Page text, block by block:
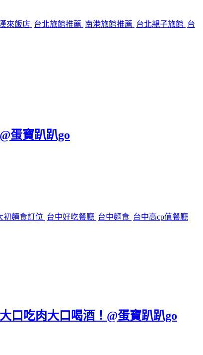
來飯店 台北旅館推薦 南港旅館推薦 台北親子旅館 台
蛋寶趴趴go
初麵食訂位 台中好吃餐廳 台中麵食 台中高cp值餐廳
口吃肉大口喝酒！@蛋寶趴趴go